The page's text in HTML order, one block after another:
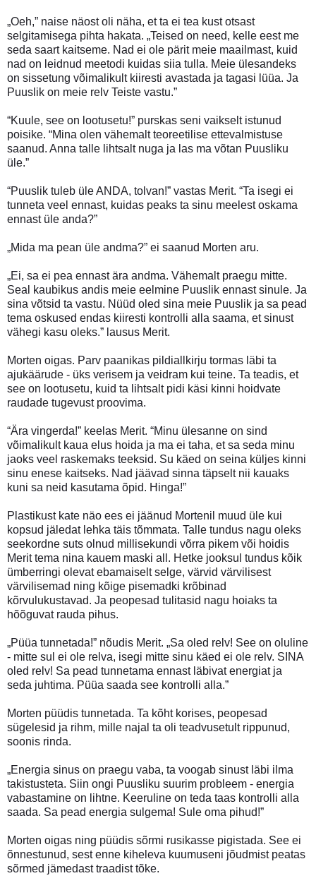
„Oeh,” naise näost oli näha, et ta ei tea kust otsast
selgitamisega pihta hakata. „Teised on need, kelle eest me
seda saart kaitseme. Nad ei ole pärit meie maailmast, kuid
nad on leidnud meetodi kuidas siia tulla. Meie ülesandeks
on sissetung võimalikult kiiresti avastada ja tagasi lüüa. Ja
Puuslik on meie relv Teiste vastu.”
“Kuule, see on lootusetu!” purskas seni vaikselt istunud
poisike. “Mina olen vähemalt teoreetilise ettevalmistuse
saanud. Anna talle lihtsalt nuga ja las ma võtan Puusliku
üle.”
“Puuslik tuleb üle ANDA, tolvan!” vastas Merit. “Ta isegi ei
tunneta veel ennast, kuidas peaks ta sinu meelest oskama
ennast üle anda?”
„Mida ma pean üle andma?” ei saanud Morten aru.
„Ei, sa ei pea ennast ära andma. Vähemalt praegu mitte.
Seal kaubikus andis meie eelmine Puuslik ennast sinule. Ja
sina võtsid ta vastu. Nüüd oled sina meie Puuslik ja sa pead
tema oskused endas kiiresti kontrolli alla saama, et sinust
vähegi kasu oleks.” lausus Merit.
Morten oigas. Parv paanikas pildiallkirju tormas läbi ta
ajukäärude - üks verisem ja veidram kui teine. Ta teadis, et
see on lootusetu, kuid ta lihtsalt pidi käsi kinni hoidvate
raudade tugevust proovima.
“Ära vingerda!” keelas Merit. “Minu ülesanne on sind
võimalikult kaua elus hoida ja ma ei taha, et sa seda minu
jaoks veel raskemaks teeksid. Su käed on seina küljes kinni
sinu enese kaitseks. Nad jäävad sinna täpselt nii kauaks
kuni sa neid kasutama õpid. Hinga!”
Plastikust kate näo ees ei jäänud Mortenil muud üle kui
kopsud jäledat lehka täis tõmmata. Talle tundus nagu oleks
seekordne suts olnud millisekundi võrra pikem või hoidis
Merit tema nina kauem maski all. Hetke jooksul tundus kõik
ümberringi olevat ebamaiselt selge, värvid värvilisest
värvilisemad ning kõige pisemadki krõbinad
kõrvulukustavad. Ja peopesad tulitasid nagu hoiaks ta
hõõguvat rauda pihus.
„Püüa tunnetada!” nõudis Merit. „Sa oled relv! See on oluline
- mitte sul ei ole relva, isegi mitte sinu käed ei ole relv. SINA
oled relv! Sa pead tunnetama ennast läbivat energiat ja
seda juhtima. Püüa saada see kontrolli alla.”
Morten püüdis tunnetada. Ta kõht korises, peopesad
sügelesid ja rihm, mille najal ta oli teadvusetult rippunud,
soonis rinda.
„Energia sinus on praegu vaba, ta voogab sinust läbi ilma
takistusteta. Siin ongi Puusliku suurim probleem - energia
vabastamine on lihtne. Keeruline on teda taas kontrolli alla
saada. Sa pead energia sulgema! Sule oma pihud!”
Morten oigas ning püüdis sõrmi rusikasse pigistada. See ei
õnnestunud, sest enne kiheleva kuumuseni jõudmist peatas
sõrmed jämedast traadist tõke.